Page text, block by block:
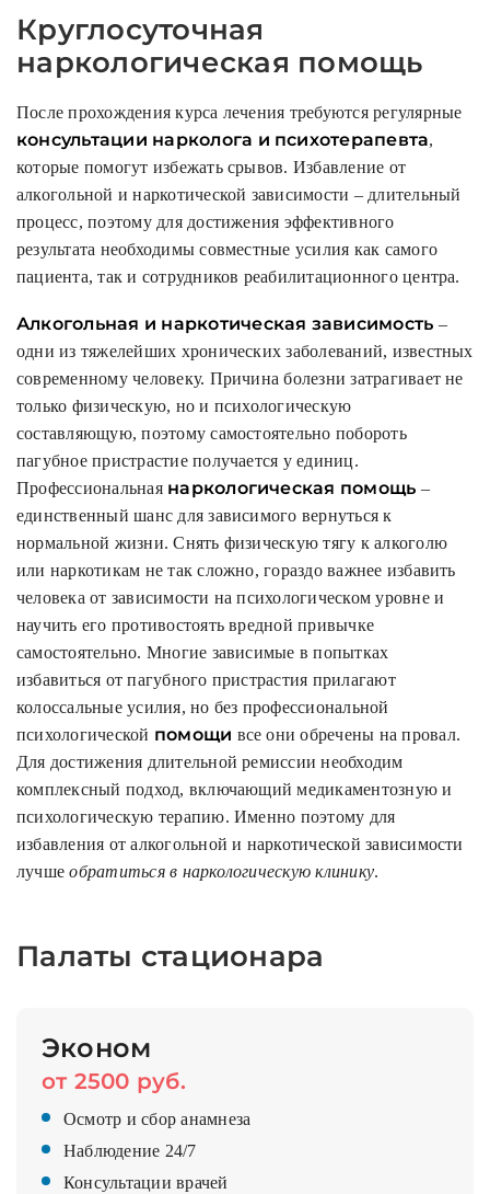
Круглосуточная
наркологическая помощь
После прохождения курса лечения требуются регулярные
консультации нарколога и психотерапевта,
которые помогут избежать срывов. Избавление от
алкогольной и наркотической зависимости – длительный
процесс, поэтому для достижения эффективного
результата необходимы совместные усилия как самого
пациента, так и сотрудников реабилитационного центра.
Алкогольная и наркотическая зависимость –
одни из тяжелейших хронических заболеваний, известных
современному человеку. Причина болезни затрагивает не
только физическую, но и психологическую
составляющую, поэтому самостоятельно побороть
пагубное пристрастие получается у единиц.
Профессиональная наркологическая помощь –
единственный шанс для зависимого вернуться к
нормальной жизни. Снять физическую тягу к алкоголю
или наркотикам не так сложно, гораздо важнее избавить
человека от зависимости на психологическом уровне и
научить его противостоять вредной привычке
самостоятельно. Многие зависимые в попытках
избавиться от пагубного пристрастия прилагают
колоссальные усилия, но без профессиональной
психологической помощи все они обречены на провал.
Для достижения длительной ремиссии необходим
комплексный подход, включающий медикаментозную и
психологическую терапию. Именно поэтому для
избавления от алкогольной и наркотической зависимости
лучшеобратиться в наркологическую клинику.
Палаты стационара
Эконом
от 2500 руб.
Осмотр и сбор анамнеза
Наблюдение 24/7
Консультации врачей